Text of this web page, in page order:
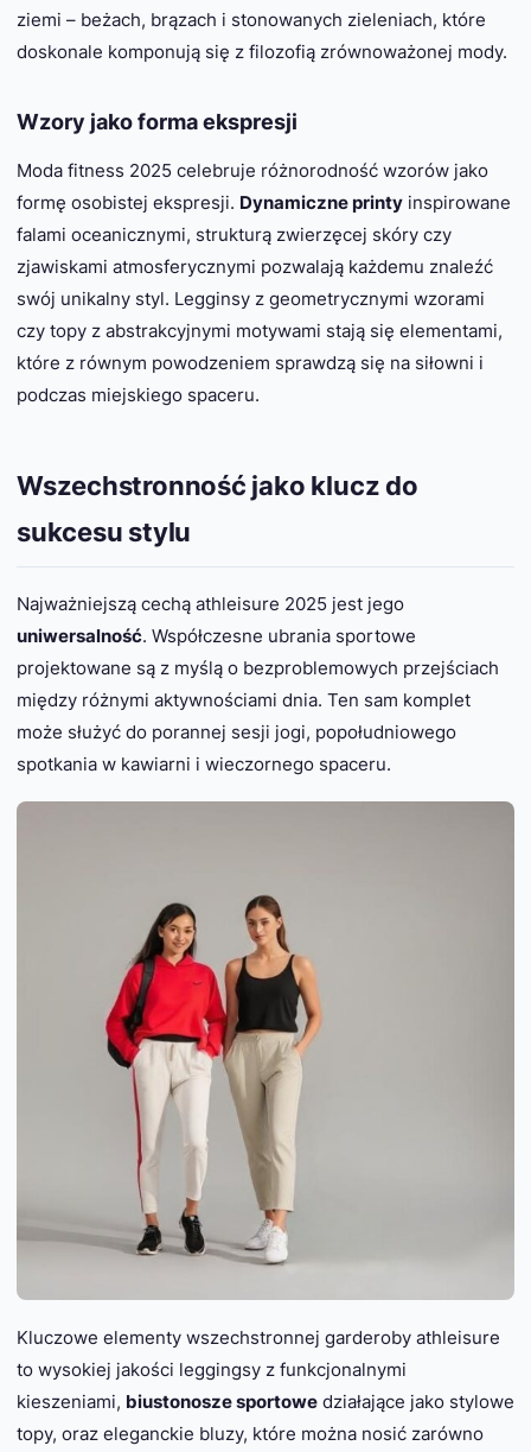
ziemi – beżach, brązach i stonowanych zieleniach, które
doskonale komponują się z filozofią zrównoważonej mody.
Wzory jako forma ekspresji
Moda fitness 2025 celebruje różnorodność wzorów jako
formę osobistej ekspresji. Dynamiczne printy inspirowane
falami oceanicznymi, strukturą zwierzęcej skóry czy
zjawiskami atmosferycznymi pozwalają każdemu znaleźć
swój unikalny styl. Legginsy z geometrycznymi wzorami
czy topy z abstrakcyjnymi motywami stają się elementami,
które z równym powodzeniem sprawdzą się na siłowni i
podczas miejskiego spaceru.
Wszechstronność jako klucz do
sukcesu stylu
Najważniejszą cechą athleisure 2025 jest jego
uniwersalność. Współczesne ubrania sportowe
projektowane są z myślą o bezproblemowych przejściach
między różnymi aktywnościami dnia. Ten sam komplet
może służyć do porannej sesji jogi, popołudniowego
spotkania w kawiarni i wieczornego spaceru.
Kluczowe elementy wszechstronnej garderoby athleisure
to wysokiej jakości leggingsy z funkcjonalnymi
kieszeniami, biustonosze sportowe działające jako stylowe
topy, oraz eleganckie bluzy, które można nosić zarówno